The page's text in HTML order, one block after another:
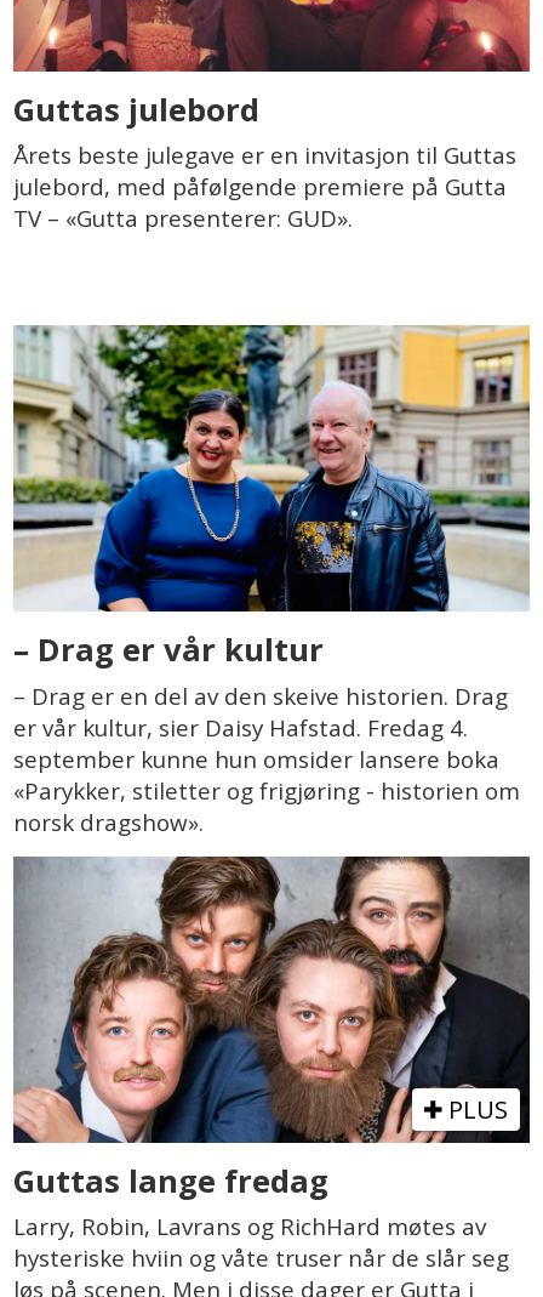
Guttas julebord
Årets beste julegave er en invitasjon til Guttas
julebord, med påfølgende premiere på Gutta
TV – «Gutta presenterer: GUD».
– Drag er vår kultur
– Drag er en del av den skeive historien. Drag
er vår kultur, sier Daisy Hafstad. Fredag 4.
september kunne hun omsider lansere boka
«Parykker, stiletter og frigjøring - historien om
norsk dragshow».
PLUS
Guttas lange fredag
Larry, Robin, Lavrans og RichHard møtes av
hysteriske hviin og våte truser når de slår seg
løs på scenen. Men i disse dager er Gutta i